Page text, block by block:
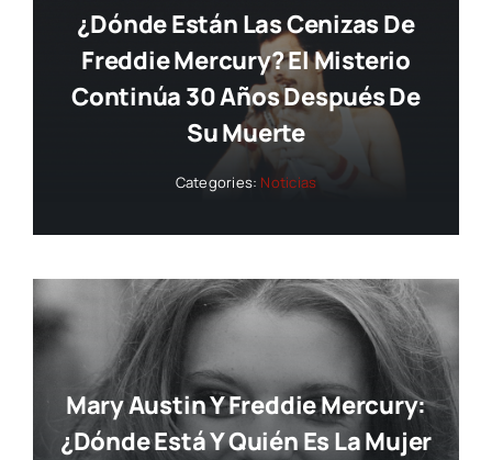
¿Dónde Están Las Cenizas De
Freddie Mercury? El Misterio
Continúa 30 Años Después De
Su Muerte
Categories: Noticias
Mary Austin Y Freddie Mercury:
¿dónde Está Y Quién Es La Mujer